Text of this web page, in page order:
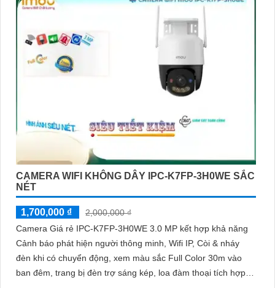
CAMERA WIFI KHÔNG DÂY IPC-K7FP-3H0WE SẮC
NÉT
1,700,000 ₫
2,000,000 ₫
Camera Giá rẻ IPC-K7FP-3H0WE 3.0 MP kết hợp khả năng
Cảnh báo phát hiện người thông minh, Wifi IP, Còi & nháy
đèn khi có chuyển động, xem màu sắc Full Color 30m vào
ban đêm, trang bị đèn trợ sáng kép, loa đàm thoại tích hợp,